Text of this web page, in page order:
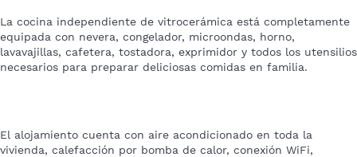
La cocina independiente de vitrocerámica está completamente
equipada con nevera, congelador, microondas, horno,
lavavajillas, cafetera, tostadora, exprimidor y todos los utensilios
necesarios para preparar deliciosas comidas en familia.
El alojamiento cuenta con aire acondicionado en toda la
vivienda, calefacción por bomba de calor, conexión WiFi,